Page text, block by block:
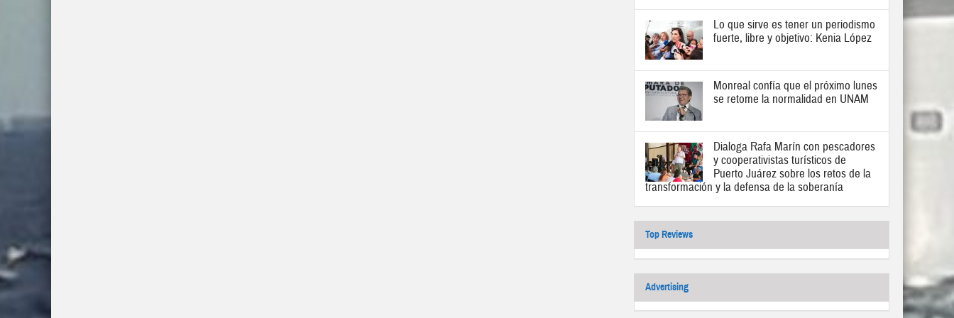
Lo que sirve es tener un periodismo
fuerte, libre y objetivo: Kenia López
Monreal confía que el próximo lunes
se retome la normalidad en UNAM
Dialoga Rafa Marín con pescadores
y cooperativistas turísticos de
Puerto Juárez sobre los retos de la
transformación y la defensa de la soberanía
Top Reviews
Advertising